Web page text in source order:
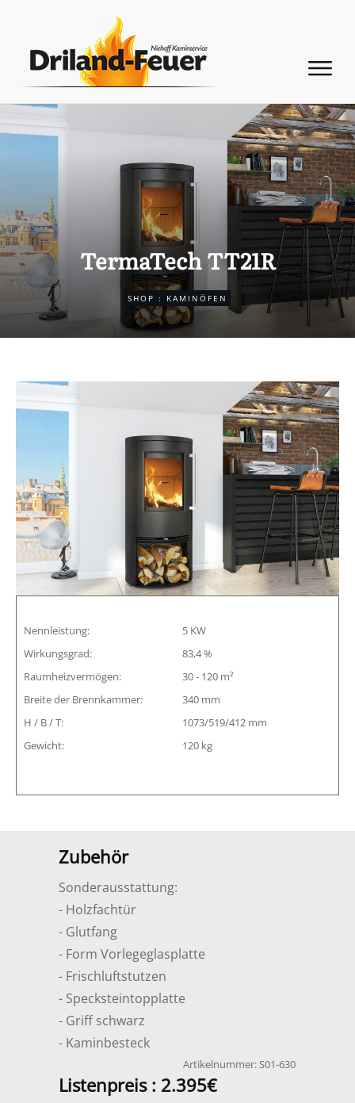
TermaTech TT21R
SHOP : KAMINÖFEN
Nennleistung:
Wirkungsgrad:
Raumheizvermögen:
Breite der Brennkammer:
H / B / T:
Gewicht:
5 KW
83,4 %
30 - 120 m²
340 mm
1073/519/412 mm
120 kg
Zubehör
Sonderausstattung:
- Holzfachtür
- Glutfang
- Form Vorlegeglasplatte
- Frischluftstutzen
- Specksteintopplatte
- Griff schwarz
- Kaminbesteck
Artikelnummer:S01-630
Listenpreis : 2.395€